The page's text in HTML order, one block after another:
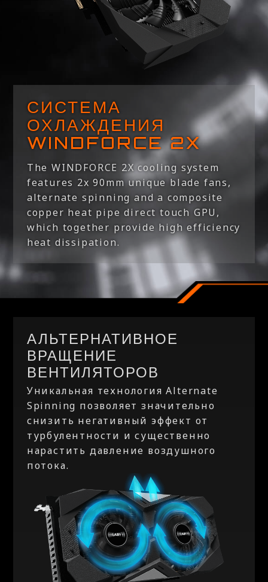
СИСТЕМА
ОХЛАЖДЕНИЯ
WINDFORCE 2X
The WINDFORCE 2X cooling system
features 2x 90mm unique blade fans,
alternate spinning and a composite
copper heat pipe direct touch GPU,
which together provide high efficiency
heat dissipation.
АЛЬТЕРНАТИВНОЕ
ВРАЩЕНИЕ
ВЕНТИЛЯТОРОВ
Уникальная технология Alternate
Spinning позволяет значительно
снизить негативный эффект от
турбулентности и существенно
нарастить давление воздушного
потока.